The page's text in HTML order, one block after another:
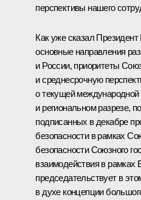
перспективы нашего
Как уже сказал
основные направления
и России, приоритеты
и среднесрочную
о текущей международной
и региональном разрезе,
подписанных в декабре
безопасности в рамках
безопасности Союзного
взаимодействия в
председательствует в
в духе концепции